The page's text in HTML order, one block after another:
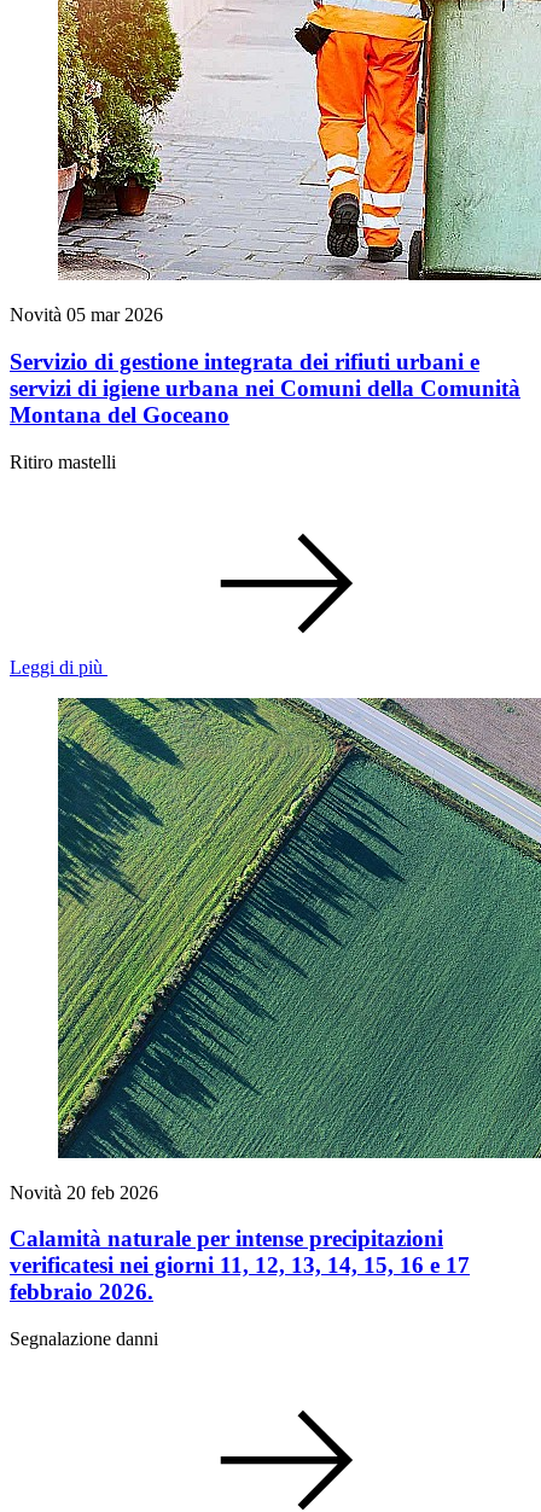
Novità 05 mar 2026
Servizio di gestione integrata dei rifiuti urbani e
servizi di igiene urbana nei Comuni della Comunità
Montana del Goceano
Ritiro mastelli
Leggi di più
Novità 20 feb 2026
Calamità naturale per intense precipitazioni
verificatesi nei giorni 11, 12, 13, 14, 15, 16 e 17
febbraio 2026.
Segnalazione danni